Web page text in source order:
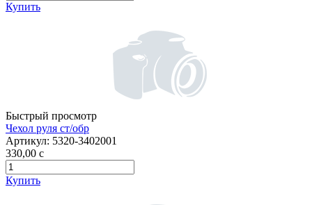
Купить
Быстрый просмотр
Чехол руля ст/обр
Артикул: 5320-3402001
330,00 c
Купить